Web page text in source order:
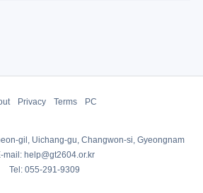
Privacy Terms PC
gil, Uichang-gu, Changwon-si, Gyeongnam
mail: help@gt2604.or.kr
Tel: 055-291-9309